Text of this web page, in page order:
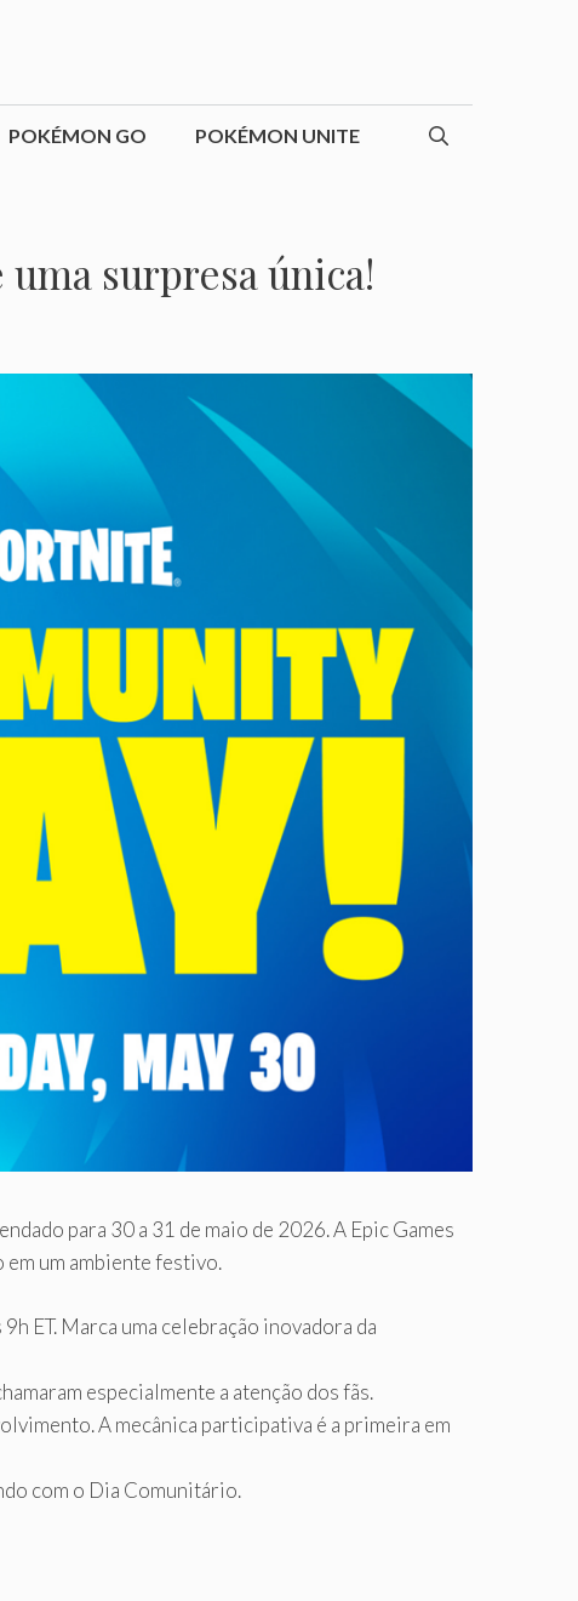
POKÉMON GO POKÉMON UNITE
surpresa única!
para 30 a 31 de maio de 2026. A Epic Games
em um ambiente festivo.
ET. Marca uma celebração inovadora da
especialmente a atenção dos fãs.
A mecânica participativa é a primeira em
com o Dia Comunitário.